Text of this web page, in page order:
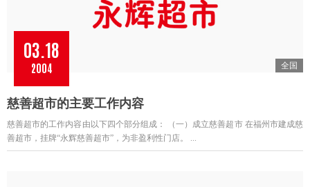
全国
03.18
2004
慈善超市的主要工作内容
慈善超市的工作内容由以下四个部分组成： （一）成立慈善超市 在福州市建成慈
善超市，挂牌“永辉慈善超市”，为非盈利性门店。 ...